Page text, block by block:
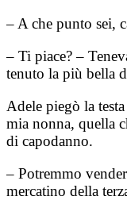
– A che punto sei,
– Ti piace? –
tenuto la più bella
Adele piegò la
mia nonna, quella
di capodanno.
– Potremmo
mercatino della